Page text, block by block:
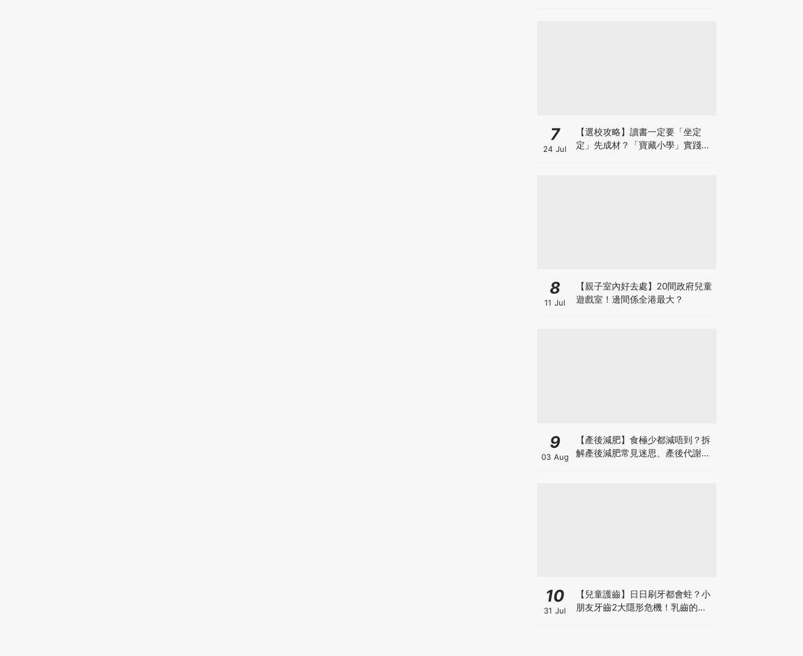
7
24 Jul
【選校攻略】讀書一定要「坐定
定」先成材？「寶藏小學」實踐動
8
11 Jul
【親子室內好去處】20間政府兒童
遊戲室！邊間係全港最大？
9
03 Aug
【產後減肥】食極少都減唔到？拆
解產後減肥常見迷思、產後代謝、
10
31 Jul
【兒童護齒】日日刷牙都會蛀？小
朋友牙齒2大隱形危機！乳齒的琺